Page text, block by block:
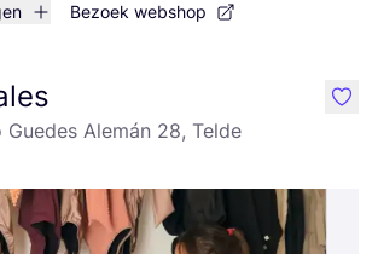
Bezoek webshop
Alemán 28, Telde
like